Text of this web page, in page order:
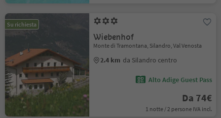
Su richiesta
Wiebenhof
Monte di Tramontana, Silandro, Val Venosta
2.4 km da Silandro centro
Alto Adige Guest Pass
Da 74€
1 notte / 2 persone IVA incl.